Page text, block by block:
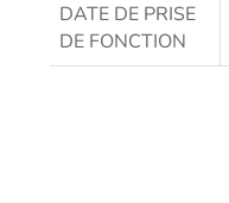
DATE DE PRISE
DE FONCTION